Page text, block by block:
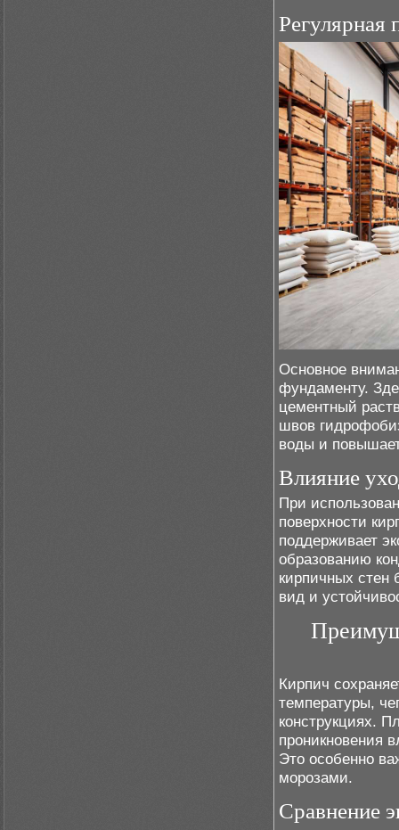
Регулярная
Основное
фундаменту.
цементный
швов
воды и
Влияние
При
поверхности
поддерживает
образованию
кирпичных стен
вид и
Кирпич
температуры,
конструкциях.
проникновения
Это особенно
морозами.
Сравнение